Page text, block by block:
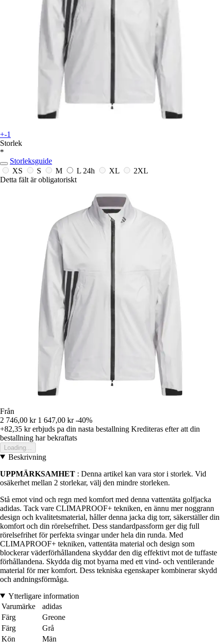
+-1
Storlek
*
Storleksguide
XS
S M L 24h XL
2XL
Detta fält är obligatoriskt
Från
2 746,00 kr 1 647,00 kr -40%
+82,35 krerbjuds pa din nasta bestallning Krediteras efter att din
bestallning har bekraftats
Loading...
Beskrivning
UPPMÄRKSAMHET : Denna artikel kan vara stor i storlek. Vid
osäkerhet mellan 2 storlekar, välj den mindre storleken.
Stå emot vind och regn med komfort med denna vattentäta golfjacka
adidas. Tack vare CLIMAPROOF+ tekniken, en ännu mer noggrann
design och kvalitetsmaterial, håller denna jacka dig torr, säkerställer din
komfort och din rörelsefrihet. Dess standardpassform ger dig full
rörelsefrihet för perfekta svingar under hela din runda. Med
CLIMAPROOF+ tekniken, vattentäta material och design som
blockerar väderförhållandena skyddar den dig effektivt mot de tuffaste
förhållandena. Skydda dig mot byarna med ett vind- och ventilerande
material för mer komfort. Dess tekniska egenskaper kombinerar skydd
och andningsförmåga.
Ytterligare information
Varumärke
adidas
Färg
Greone
Färg
Grå
Kön
Män